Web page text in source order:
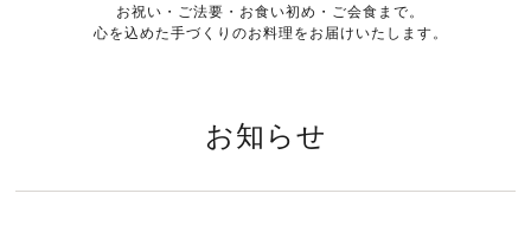
お祝い・ご法要・お食い初め・ご会食まで。
心を込めた手づくりのお料理をお届けいたします。
お知らせ